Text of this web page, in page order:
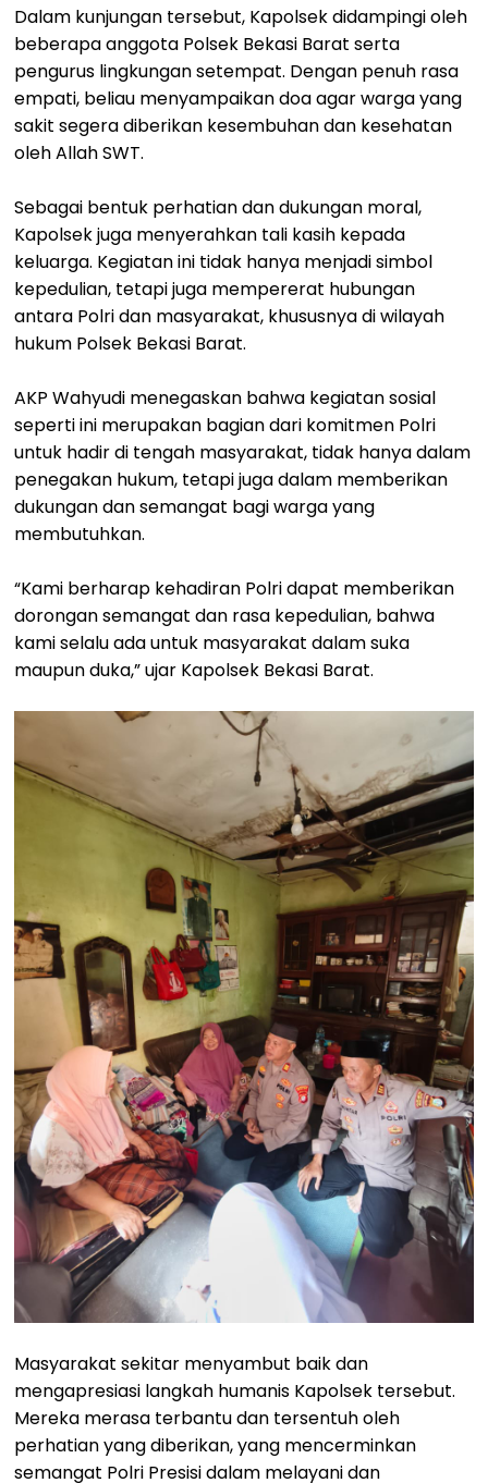
Dalam kunjungan tersebut, Kapolsek didampingi oleh
beberapa anggota Polsek Bekasi Barat serta
pengurus lingkungan setempat. Dengan penuh rasa
empati, beliau menyampaikan doa agar warga yang
sakit segera diberikan kesembuhan dan kesehatan
oleh Allah SWT.
Sebagai bentuk perhatian dan dukungan moral,
Kapolsek juga menyerahkan tali kasih kepada
keluarga. Kegiatan ini tidak hanya menjadi simbol
kepedulian, tetapi juga mempererat hubungan
antara Polri dan masyarakat, khususnya di wilayah
hukum Polsek Bekasi Barat.
AKP Wahyudi menegaskan bahwa kegiatan sosial
seperti ini merupakan bagian dari komitmen Polri
untuk hadir di tengah masyarakat, tidak hanya dalam
penegakan hukum, tetapi juga dalam memberikan
dukungan dan semangat bagi warga yang
membutuhkan.
“Kami berharap kehadiran Polri dapat memberikan
dorongan semangat dan rasa kepedulian, bahwa
kami selalu ada untuk masyarakat dalam suka
maupun duka,” ujar Kapolsek Bekasi Barat.
Masyarakat sekitar menyambut baik dan
mengapresiasi langkah humanis Kapolsek tersebut.
Mereka merasa terbantu dan tersentuh oleh
perhatian yang diberikan, yang mencerminkan
semangat Polri Presisi dalam melayani dan